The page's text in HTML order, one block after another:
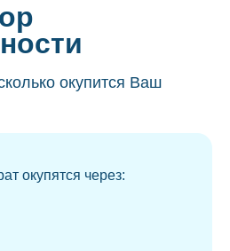
окупится Ваш
окупятся через: